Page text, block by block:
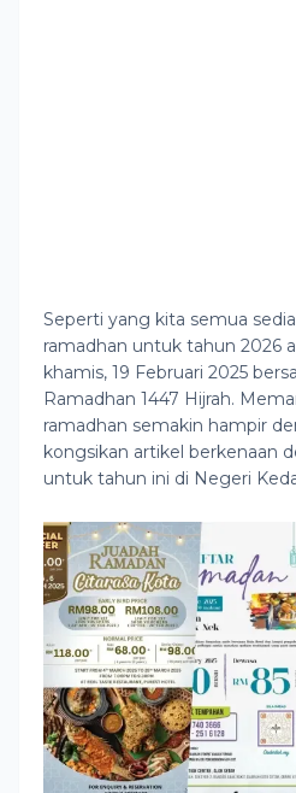
Seperti yang kita semua
ramadhan untuk tahun 2026
khamis, 19 Februari 2025
Ramadhan 1447 Hijrah.
ramadhan semakin hampir
kongsikan artikel berkenaan
untuk tahun ini di Negeri